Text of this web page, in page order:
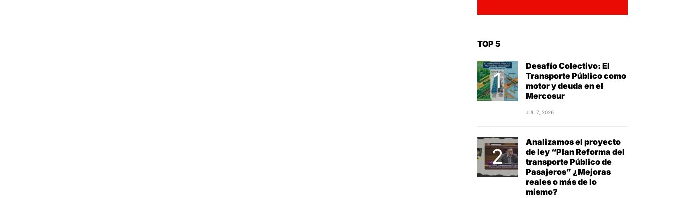
TOP 5
Desafío Colectivo: El
Transporte Público como
motor y deuda en el
Mercosur
JUL 7, 2026
Analizamos el proyecto
de ley “Plan Reforma del
transporte Público de
Pasajeros” ¿Mejoras
reales o más de lo
mismo?